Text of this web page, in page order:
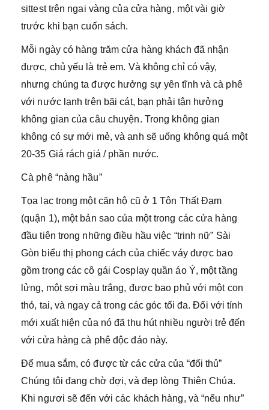
sittest trên ngai vàng của cửa hàng, một vài giờ
trước khi bạn cuốn sách.
Mỗi ngày có hàng trăm cửa hàng khách đã nhận
được, chủ yếu là trẻ em. Và không chỉ có vậy,
nhưng chúng ta được hưởng sự yên tĩnh và cà phê
với nước lạnh trên bãi cát, bạn phải tận hưởng
không gian của câu chuyện. Trong không gian
không có sự mới mẻ, và anh sẽ uống không quá một
20-35 Giá rách giá / phần nước.
Cà phê “nàng hầu”
Tọa lạc trong một căn hộ cũ ở 1 Tôn Thất Đạm
(quận 1), một bản sao của một trong các cửa hàng
đầu tiên trong những điều hầu việc “trinh nữ” Sài
Gòn biểu thị phong cách của chiếc váy được bao
gồm trong các cô gái Cosplay quần áo Ý, một tầng
lửng, một sợi màu trắng, được bao phủ với một con
thỏ, tai, và ngay cả trong các góc tối đa. Đối với tính
mới xuất hiện của nó đã thu hút nhiều người trẻ đến
với cửa hàng cà phê độc đáo này.
Để mua sắm, có được từ các cửa của “đối thủ”
Chúng tôi đang chờ đợi, và đẹp lòng Thiên Chúa.
Khi ngươi sẽ đến với các khách hàng, và “nếu như”